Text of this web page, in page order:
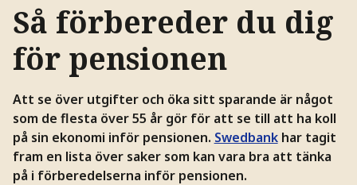
Så förbereder du dig
för pensionen
Att se över utgifter och öka sitt sparande är något
som de flesta över 55 år gör för att se till att ha koll
på sin ekonomi inför pensionen. Swedbankhar tagit
fram en lista över saker som kan vara bra att tänka
på i förberedelserna inför pensionen.